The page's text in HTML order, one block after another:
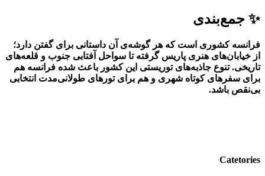
✨ جمع‌بندی
فرانسه کشوری است که هر گوشه‌ی آن داستانی برای گفتن دارد؛
از خیابان‌های هنری پاریس گرفته تا سواحل آفتابی جنوب و قلعه‌های
تاریخی. تنوع جاذبه‌های توریستی این کشور باعث شده فرانسه هم
برای سفرهای کوتاه شهری و هم برای تورهای طولانی‌مدت انتخابی
بی‌نقص باشد.
Catetories